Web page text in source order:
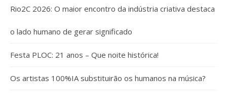
Rio2C 2026: O maior encontro da indústria criativa destaca
o lado humano de gerar significado
Festa PLOC: 21 anos – Que noite histórica!
Os artistas 100%IA substituirão os humanos na música?